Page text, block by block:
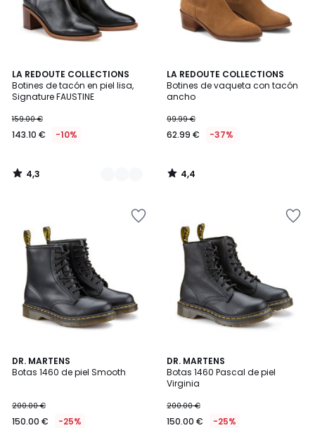
LA REDOUTE COLLECTIONS
Botines de tacón en piel lisa,
Signature FAUSTINE
159.00 €
143.10 € -10%
4,3
/ 5
2
Colores
4,3
/
LA REDOUTE COLLECTIONS
Botines de vaqueta con tacón
ancho
99.99 €
62.99 € -37%
4,4
/ 5
4,4
/
DR. MARTENS
Botas 1460 de piel Smooth
200.00 €
150.00 € -25%
4,6
/ 5
DR. MARTENS
Botas 1460 Pascal de piel
Virginia
200.00 €
150.00 € -25%
4,7
/ 5